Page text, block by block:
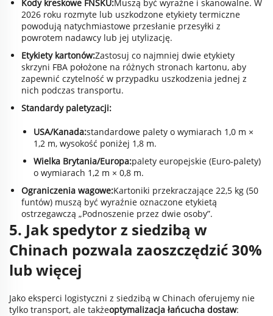
Kody kreskowe FNSKU:Muszą być wyraźne i skanowalne. W
2026 roku rozmyte lub uszkodzone etykiety termiczne
powodują natychmiastowe przesłanie przesyłki z
powrotem nadawcy lub jej utylizację.
Etykiety kartonów:Zastosuj co najmniej dwie etykiety
skrzyni FBA położone na różnych stronach kartonu, aby
zapewnić czytelność w przypadku uszkodzenia jednej z
nich podczas transportu.
Standardy paletyzacji:
USA/Kanada:standardowe palety o wymiarach 1,0 m ×
1,2 m, wysokość poniżej 1,8 m.
Wielka Brytania/Europa:palety europejskie (Euro-palety)
o wymiarach 1,2 m × 0,8 m.
Ograniczenia wagowe:Kartoniki przekraczające 22,5 kg (50
funtów) muszą być wyraźnie oznaczone etykietą
ostrzegawczą „Podnoszenie przez dwie osoby”.
5. Jak spedytor z siedzibą w
Chinach pozwala zaoszczędzić 30%
lub więcej
Jako eksperci logistyczni z siedzibą w Chinach oferujemy nie
tylko transport, ale takżeoptymalizacja łańcucha dostaw: